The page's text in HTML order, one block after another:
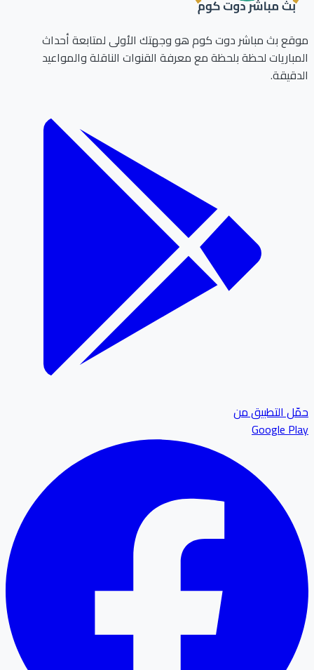
بث مباشر دوت كوم هو وجهتك الأولى لمتابعة أحداث
لحظة بلحظة مع معرفة القنوات الناقلة والمواعيد
التطبيق من
Google